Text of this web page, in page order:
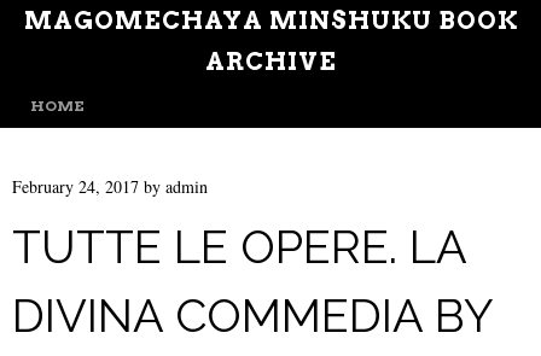
MAGOMECHAYA MINSHUKU BOOK
ARCHIVE
MENU
SKIP TO CONTENT
HOME
February 24, 2017 by admin
TUTTE LE OPERE. LA
DIVINA COMMEDIA BY